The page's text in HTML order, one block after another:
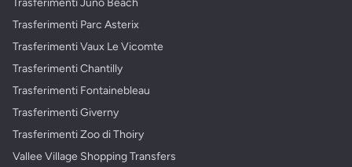
Trasferimenti Juno Beach
Trasferimenti Parc Asterix
Trasferimenti Vaux Le Vicomte
Trasferimenti Chantilly
Trasferimenti Fontainebleau
Trasferimenti Giverny
Trasferimenti Zoo di Thoiry
Vallee Village Shopping Transfers